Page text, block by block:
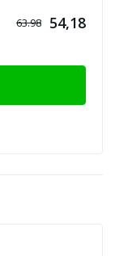
63.98 54,18